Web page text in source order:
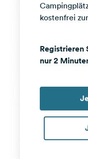
kostenfrei
Registrieren
nur 2